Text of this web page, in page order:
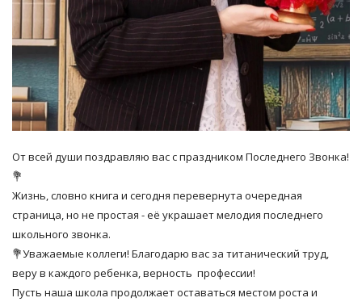
От всей души поздравляю вас с праздником Последнего Звонка!
💐
Жизнь, словно книга и сегодня перевернута очередная
страница, но не простая - её украшает мелодия последнего
школьного звонка.
💐Уважаемые коллеги! Благодарю вас за титанический труд,
веру в каждого ребенка, верность профессии!
Пусть наша школа продолжает оставаться местом роста и